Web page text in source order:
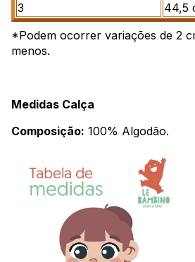
3
44,5
*Podem ocorrer variações de 2
menos.
Medidas Calça
Composição: 100% Algodão.